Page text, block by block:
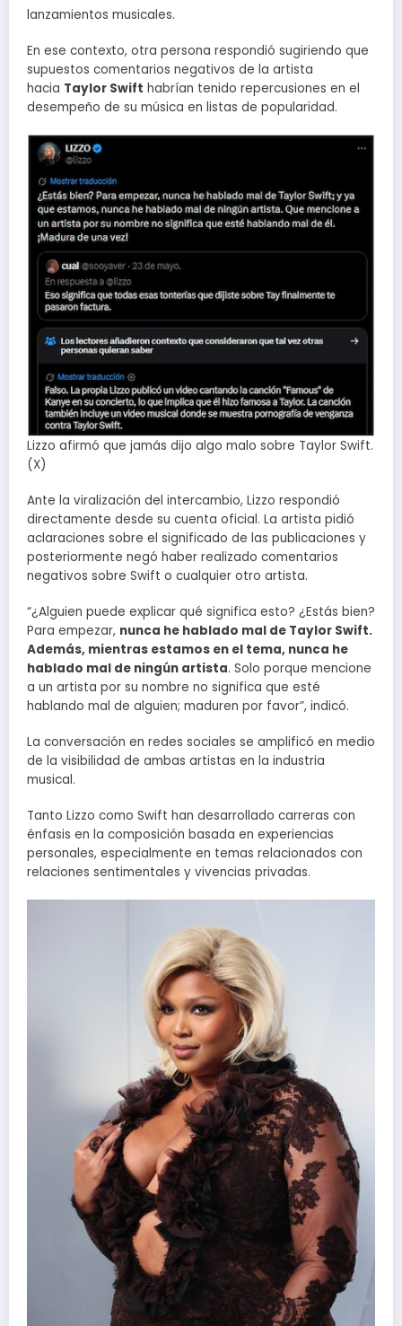
lanzamientos musicales.
En ese contexto, otra persona respondió sugiriendo que
supuestos comentarios negativos de la artista
hacia Taylor Swift habrían tenido repercusiones en el
desempeño de su música en listas de popularidad.
Lizzo afirmó que jamás dijo algo malo sobre Taylor Swift.
(X)
Ante la viralización del intercambio, Lizzo respondió
directamente desde su cuenta oficial. La artista pidió
aclaraciones sobre el significado de las publicaciones y
posteriormente negó haber realizado comentarios
negativos sobre Swift o cualquier otro artista.
“¿Alguien puede explicar qué significa esto? ¿Estás bien?
Para empezar, nunca he hablado mal de Taylor Swift.
Además, mientras estamos en el tema, nunca he
hablado mal de ningún artista. Solo porque mencione
a un artista por su nombre no significa que esté
hablando mal de alguien; maduren por favor”, indicó.
La conversación en redes sociales se amplificó en medio
de la visibilidad de ambas artistas en la industria
musical.
Tanto Lizzo como Swift han desarrollado carreras con
énfasis en la composición basada en experiencias
personales, especialmente en temas relacionados con
relaciones sentimentales y vivencias privadas.